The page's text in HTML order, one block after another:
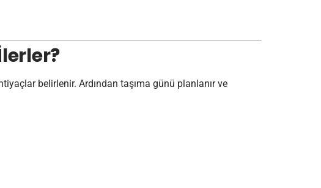
belirlenir. Ardından taşıma günü planlanır ve